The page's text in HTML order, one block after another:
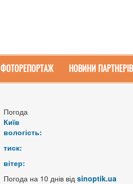
ФОТОРЕПОРТАЖ НОВИНИ ПАРТНЕРІВ
Погода
Київ
вологість:
тиск:
вітер:
Погода на 10 днів від sinoptik.ua